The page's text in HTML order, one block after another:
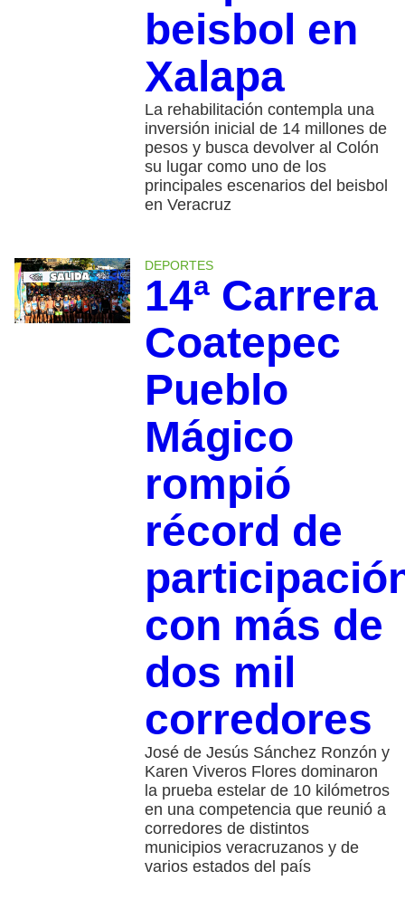
beisbol en
Xalapa
La rehabilitación contempla una
inversión inicial de 14 millones de
pesos y busca devolver al Colón
su lugar como uno de los
principales escenarios del beisbol
en Veracruz
DEPORTES
14ª Carrera
Coatepec
Pueblo
Mágico
rompió
récord de
con más de
dos mil
corredores
José de Jesús Sánchez Ronzón y
Karen Viveros Flores dominaron
la prueba estelar de 10 kilómetros
en una competencia que reunió a
corredores de distintos
municipios veracruzanos y de
varios estados del país